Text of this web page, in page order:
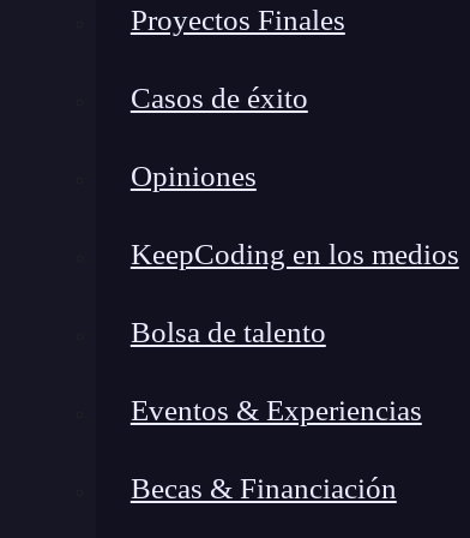
Proyectos Finales
Casos de éxito
Opiniones
KeepCoding en los medios
Bolsa de talento
Eventos & Experiencias
Becas & Financiación
crecido exponencialmente, pero
tu desarrollo profesional.
Salario promedio de un
actualizados y